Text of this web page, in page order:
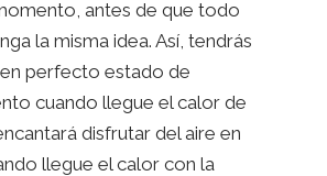
antes de que todo
la misma idea. Así, tendrás
perfecto estado de
cuando llegue el calor de
disfrutar del aire en
llegue el calor con la